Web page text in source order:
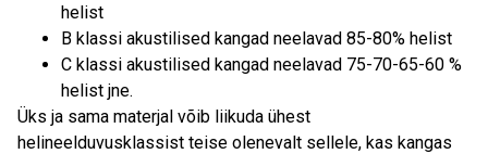
helist
B klassi akustilised kangad neelavad 85-80% helist
C klassi akustilised kangad neelavad 75-70-65-60 %
helist jne.
Üks ja sama materjal võib liikuda ühest
helineelduvusklassist teise olenevalt sellele, kas kangas